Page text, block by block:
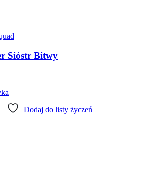
Sióstr Bitwy
Dodaj do listy życzeń